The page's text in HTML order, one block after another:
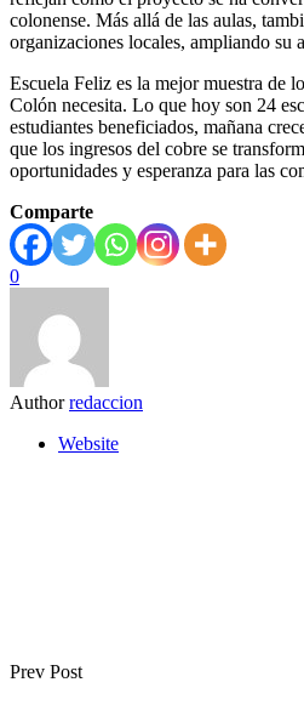
colonense. Más allá de las aulas,
organizaciones locales, ampliando su
Escuela Feliz es la mejor muestra de
Colón necesita. Lo que hoy son 24
estudiantes beneficiados, mañana
que los ingresos del cobre se
oportunidades y esperanza para las
Comparte
0
Author redaccion
Website
Prev Post